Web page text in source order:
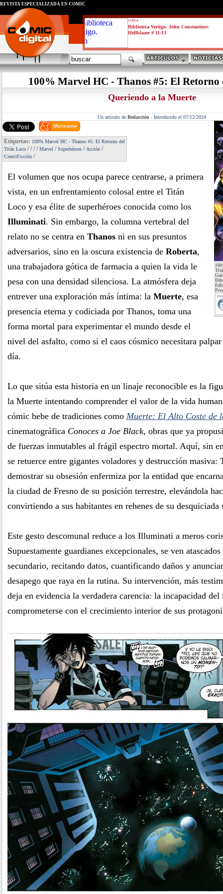
critica
Biblioteca Vertigo. John Constantine:
Hellblazer # 11-13
REVISTA ESPECIALIZADA EN CÓMIC
100% Marvel HC - Thanos #5: El
Queriendo a la Muerte
Un artículo de Redacción - Introducido el 07/12/2024
Etiquetas: 100% Marvel HC - Thanos #5: El Retorno del
Titán Loco ////Marvel /Superhéroes / Acción /
CienciFicción /
El volumen que nos ocupa parece centrarse, a primera
vista, en un enfrentamiento colosal entre el Titán
Loco y esa élite de superhéroes conocida como los
Illuminati. Sin embargo, la columna vertebral del
relato no se centra en Thanos ni en sus presuntos
adversarios, sino en la oscura existencia de Roberta,
una trabajadora gótica de farmacia a quien la vida le
pesa con una densidad silenciosa. La atmósfera deja
entrever una exploración más íntima: la Muerte, esa
presencia eterna y codiciada por Thanos, toma una
forma mortal para experimentar el mundo desde el
nivel del asfalto, como si el caos cósmico necesitara
día.
Lo que sitúa esta historia en un linaje reconocible es la
la Muerte intentando comprender el valor de la vida
cómic bebe de tradiciones como Muerte: El Alto Coste de
cinematográfica Conoces a Joe Black, obras que ya
de fuerzas inmutables al frágil espectro mortal. Aquí, sin
se retuerce entre gigantes voladores y destrucción masiva:
demostrar su obsesión enfermiza por la entidad que
la ciudad de Fresno de su posición terrestre, elevándola
convirtiendo a sus habitantes en rehenes de su desquiciada
Este gesto descomunal reduce a los Illuminati a meros
Supuestamente guardianes excepcionales, se ven
secundario, recitando datos, cuantificando daños y
desapego que raya en la rutina. Su intervención, más
deja en evidencia la verdadera carencia: la incapacidad del
comprometerse con el crecimiento interior de sus